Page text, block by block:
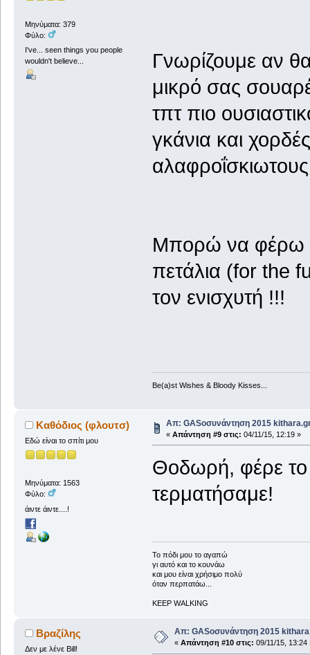
Μηνύματα: 379
Φύλο:
I've... seen things you people
wouldn't believe...
Γνωρίζουμε αν
μικρό σας
τπτ πιο
γκάνια και
Μπορώ να φέρω
πετάλια (for the
τον ενισχυτή !!!
Be(a)st Wishes & Bloody Kisses...
Καθόδιος (φλουτσ)
Εδώ είναι το σπίτι μου
Μηνύματα: 1563
Φύλο:
άιντε άιντε....!
Απ: GASοσυνάντηση 2015
« Απάντηση #9 στις: 04/11/15, 12:19 »
Θοδωρή, φέρε το
τερματήσαμε!
To πόδι μου το αγαπώ
γι αυτό και το κουνάω
και μου είναι χρήσιμο πολύ
όταν περπατάω...
KEEP WALKING
Βραζίλης
Δεν με λένε Bill!
Απ: GASοσυνάντηση 2015
« Απάντηση #10 στις: 09/11/15, 13:24